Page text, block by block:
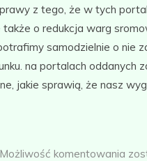
z tego, że w tych
także o redukcja warg
samodzielnie o nie
na portalach oddanych
jakie sprawią, że nasz
Możliwość komentowania